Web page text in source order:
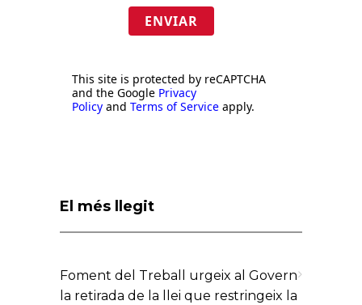
ENVIAR
This site is protected by reCAPTCHA
and the Google Privacy
Policy and Terms of Service apply.
El més llegit
Foment del Treball urgeix al Govern
la retirada de la llei que restringeix la